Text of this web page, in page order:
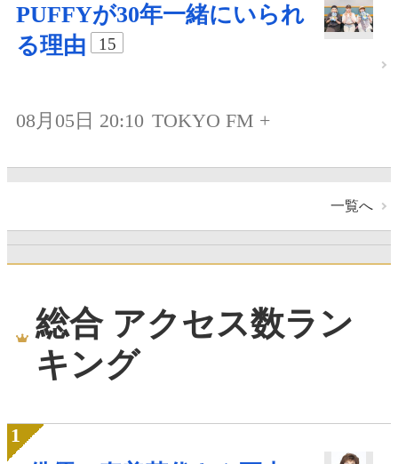
PUFFYが30年一緒にいられ
る理由
15
08月05日 20:10 TOKYO FM +
一覧へ
総合 アクセス数ラン
キング